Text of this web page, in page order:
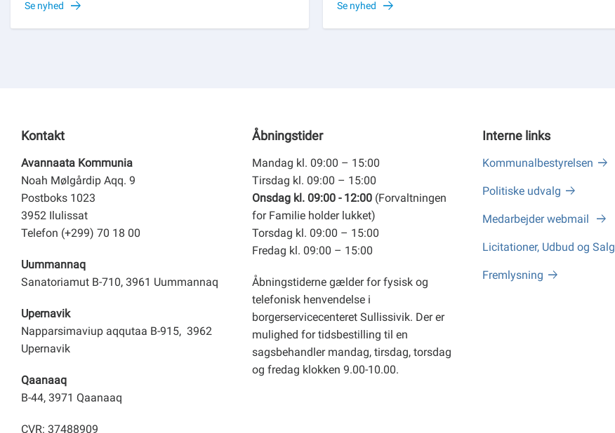
Se nyhed Se nyhed
Kontakt
Avannaata Kommunia
Noah Mølgårdip Aqq. 9
Postboks 1023
3952 Ilulissat
Telefon (+299) 70 18 00
Uummannaq
Sanatoriamut B-710, 3961 Uummannaq
Upernavik
Napparsimaviup aqqutaa B-915, 3962
Upernavik
Qaanaaq
B-44, 3971 Qaanaaq
CVR: 37488909
Åbningstider
Mandag kl. 09:00 – 15:00
Tirsdag kl. 09:00 – 15:00
Onsdag kl. 09:00 - 12:00 (Forvaltningen
for Familie holder lukket)
Torsdag kl. 09:00 – 15:00
Fredag kl. 09:00 – 15:00
Åbningstiderne gælder for fysisk og
telefonisk henvendelse i
borgerservicecenteret Sullissivik. Der er
mulighed for tidsbestilling til en
sagsbehandler mandag, tirsdag, torsdag
og fredag klokken 9.00-10.00.
Interne links
Kommunalbestyrelsen
Politiske udvalg
Medarbejder webmail
Licitationer, Udbud og Salg
Fremlysning